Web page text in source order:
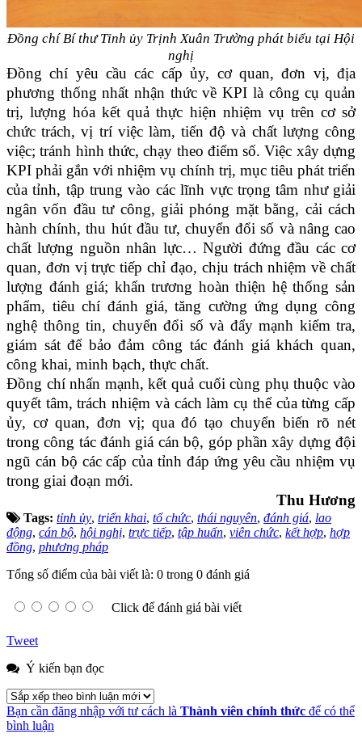
Đồng chí Bí thư Tỉnh ủy Trịnh Xuân Trường phát biểu tại Hội
nghị
Đồng chí yêu cầu các cấp ủy, cơ quan, đơn vị, địa
phương thống nhất nhận thức về KPI là công cụ quản
trị, lượng hóa kết quả thực hiện nhiệm vụ trên cơ sở
chức trách, vị trí việc làm, tiến độ và chất lượng công
việc; tránh hình thức, chạy theo điểm số. Việc xây dựng
KPI phải gắn với nhiệm vụ chính trị, mục tiêu phát triển
của tỉnh, tập trung vào các lĩnh vực trọng tâm như giải
ngân vốn đầu tư công, giải phóng mặt bằng, cải cách
hành chính, thu hút đầu tư, chuyển đổi số và nâng cao
chất lượng nguồn nhân lực… Người đứng đầu các cơ
quan, đơn vị trực tiếp chỉ đạo, chịu trách nhiệm về chất
lượng đánh giá; khẩn trương hoàn thiện hệ thống sản
phẩm, tiêu chí đánh giá, tăng cường ứng dụng công
nghệ thông tin, chuyển đổi số và đẩy mạnh kiểm tra,
giám sát để bảo đảm công tác đánh giá khách quan,
công khai, minh bạch, thực chất.
Đồng chí nhấn mạnh, kết quả cuối cùng phụ thuộc vào
quyết tâm, trách nhiệm và cách làm cụ thể của từng cấp
ủy, cơ quan, đơn vị; qua đó tạo chuyển biến rõ nét
trong công tác đánh giá cán bộ, góp phần xây dựng đội
ngũ cán bộ các cấp của tỉnh đáp ứng yêu cầu nhiệm vụ
trong giai đoạn mới.
Thu Hương
Tags: tỉnh ủy, triển khai, tổ chức, thái nguyên, đánh giá, lao
động, cán bộ, hội nghị, trực tiếp, tập huấn, viên chức, kết hợp, hợp
đồng, phương pháp
Tổng số điểm của bài viết là: 0 trong 0 đánh giá
Click để đánh giá bài viết
Tweet
Ý kiến bạn đọc
Bạn cần đăng nhập với tư cách là Thành viên chính thức để có thể
bình luận